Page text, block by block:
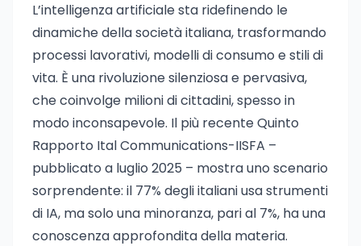
L’intelligenza artificiale sta ridefinendo le
dinamiche della società italiana, trasformando
processi lavorativi, modelli di consumo e stili di
vita. È una rivoluzione silenziosa e pervasiva,
che coinvolge milioni di cittadini, spesso in
modo inconsapevole. Il più recente Quinto
Rapporto Ital Communications-IISFA –
pubblicato a luglio 2025 – mostra uno scenario
sorprendente: il 77% degli italiani usa strumenti
di IA, ma solo una minoranza, pari al 7%, ha una
conoscenza approfondita della materia.